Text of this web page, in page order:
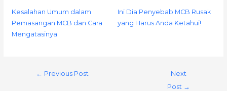
Kesalahan Umum dalam
Pemasangan MCB dan Cara
Mengatasinya
Ini Dia Penyebab MCB Rusak
yang Harus Anda Ketahui!
← Previous Post
Next
Post →